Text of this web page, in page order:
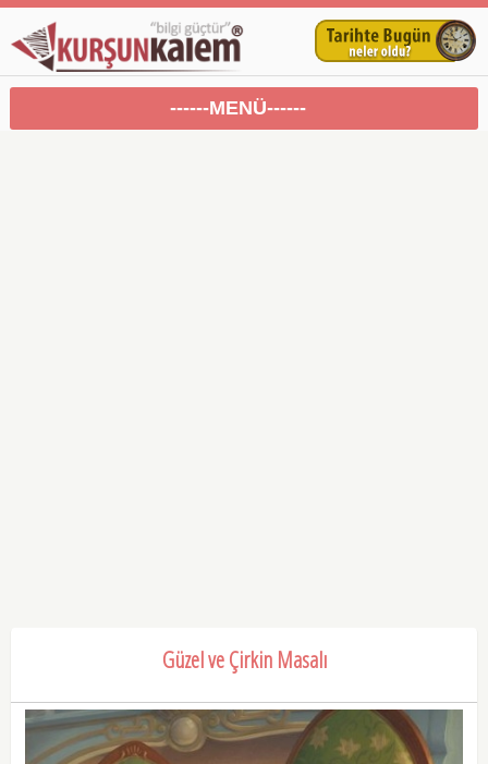
------MENÜ------
Güzel ve Çirkin Masalı